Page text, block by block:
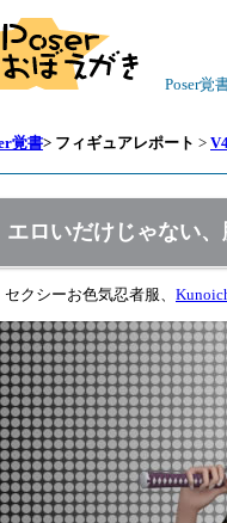
Poser覚
覚書> フィギュアレポート >
エロいだけじゃない
クシーお色気忍者服、